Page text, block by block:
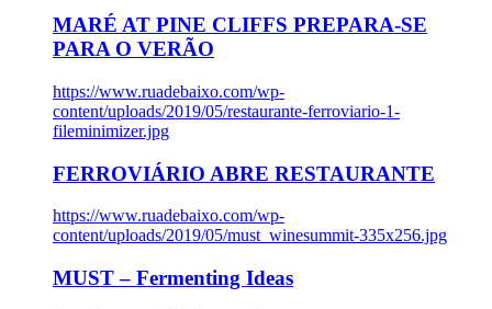
MARÉ AT PINE CLIFFS PREPARA-SE
PARA O VERÃO
https://www.ruadebaixo.com/wp-
content/uploads/2019/05/restaurante-ferroviario-1-
fileminimizer.jpg
FERROVIÁRIO ABRE RESTAURANTE
https://www.ruadebaixo.com/wp-
content/uploads/2019/05/must_winesummit-335x256.jpg
MUST – Fermenting Ideas